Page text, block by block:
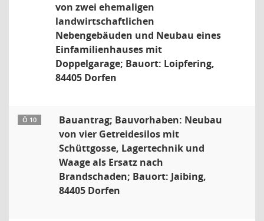
von zwei ehemaligen
landwirtschaftlichen
Nebengebäuden und Neubau eines
Einfamilienhauses mit
Doppelgarage; Bauort: Loipfering,
84405 Dorfen
Ö 10
Bauantrag; Bauvorhaben: Neubau
von vier Getreidesilos mit
Schüttgosse, Lagertechnik und
Waage als Ersatz nach
Brandschaden; Bauort: Jaibing,
84405 Dorfen